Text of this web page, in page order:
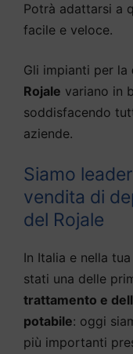
Potrà adattarsi a
facile e veloce.
Gli impianti per la
Rojale variano in
soddisfacendo
aziende.
Siamo
vendita di
del Rojale
In Italia e nella
stati una delle
trattamento e
potabile: oggi
più importanti